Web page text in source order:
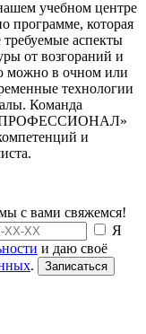
учебном центре
программе, которая
аспекты
от возгораний и
можно в очном или
технологии
Команда
«ПРОФЕССИОНАЛ»
и
с вами свяжемся!
Я
и даю своё
. Записаться